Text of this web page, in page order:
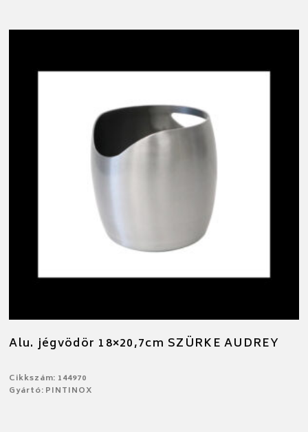
Alu. jégvödör 18×20,7cm SZÜRKE AUDREY
Cikkszám: 144970
Gyártó: PINTINOX